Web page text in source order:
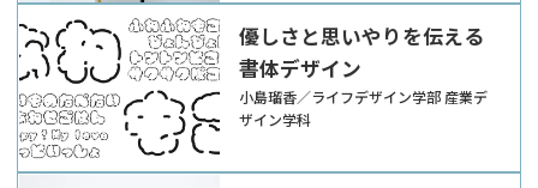
優しさと思いやりを伝える
書体デザイン
小島瑠香／ライフデザイン学部 産業デ
ザイン学科